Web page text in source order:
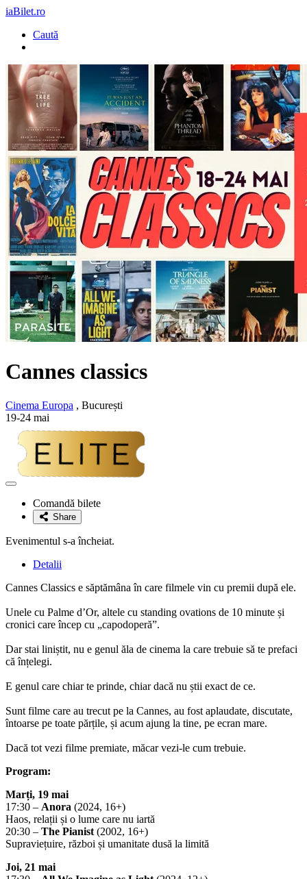
iaBilet.ro
Caută
Cannes classics
Cinema Europa , București
19-24 mai
Adaugă
favoriteComandă bilete
Share
Evenimentul s-a încheiat.
Detalii
Cannes Classics e săptămâna în care filmele vin cu premii după ele.
Unele cu Palme d’Or, altele cu standing ovations de 10 minute și
cronici care încep cu „capodoperă”.
Dar stai liniștit, nu e genul ăla de cinema la care trebuie să te prefaci
că înțelegi.
E genul care chiar te prinde, chiar dacă nu știi exact de ce.
Sunt filme care au trecut pe la Cannes, au fost aplaudate, discutate,
întoarse pe toate părțile, și acum ajung la tine, pe ecran mare.
Dacă tot vezi filme premiate, măcar vezi-le cum trebuie.
Program:
Marți, 19 mai
17:30 – Anora (2024, 16+)
Haos, relații și o lume care nu iartă
20:30 – The Pianist (2002, 16+)
Supraviețuire, război și umanitate dusă la limită
Joi, 21 mai